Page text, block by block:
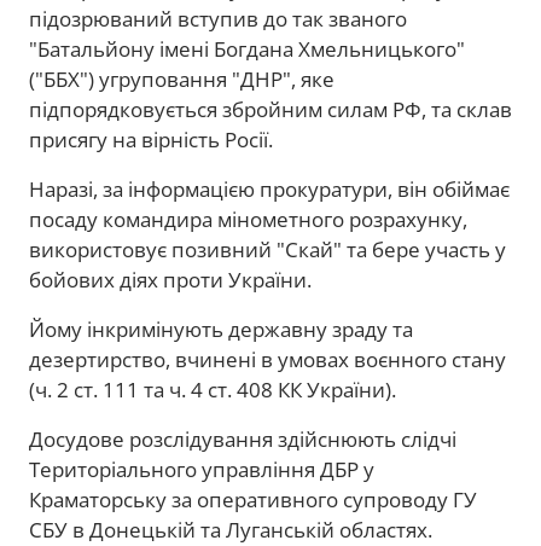
підозрюваний вступив до так званого
"Батальйону імені Богдана Хмельницького"
("ББХ") угруповання "ДНР", яке
підпорядковується збройним силам РФ, та склав
присягу на вірність Росії.
Наразі, за інформацією прокуратури, він обіймає
посаду командира мінометного розрахунку,
використовує позивний "Скай" та бере участь у
бойових діях проти України.
Йому інкримінують державну зраду та
дезертирство, вчинені в умовах воєнного стану
(ч. 2 ст. 111 та ч. 4 ст. 408 КК України).
Досудове розслідування здійснюють слідчі
Територіального управління ДБР у
Краматорську за оперативного супроводу ГУ
СБУ в Донецькій та Луганській областях.